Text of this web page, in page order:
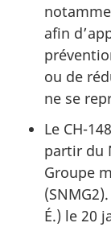
afin
ou de
ne se
Le CH-
partir du
Groupe
É.) le 20